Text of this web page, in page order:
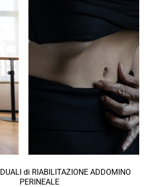
di RIABILITAZIONE ADDOMINO
PERINEALE